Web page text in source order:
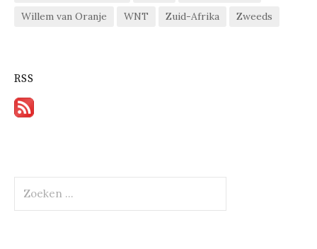
Willem van Oranje
WNT Zuid-Afrika Zweeds
RSS
naar: